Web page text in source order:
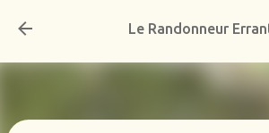
Accéder au contenu
Le Randonneur